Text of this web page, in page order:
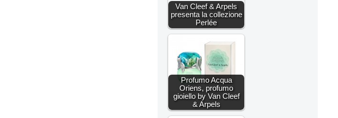
Van Cleef & Arpels
presenta la collezione
Perlée
Profumo Acqua
Oriens, profumo
gioiello by Van Cleef
& Arpels